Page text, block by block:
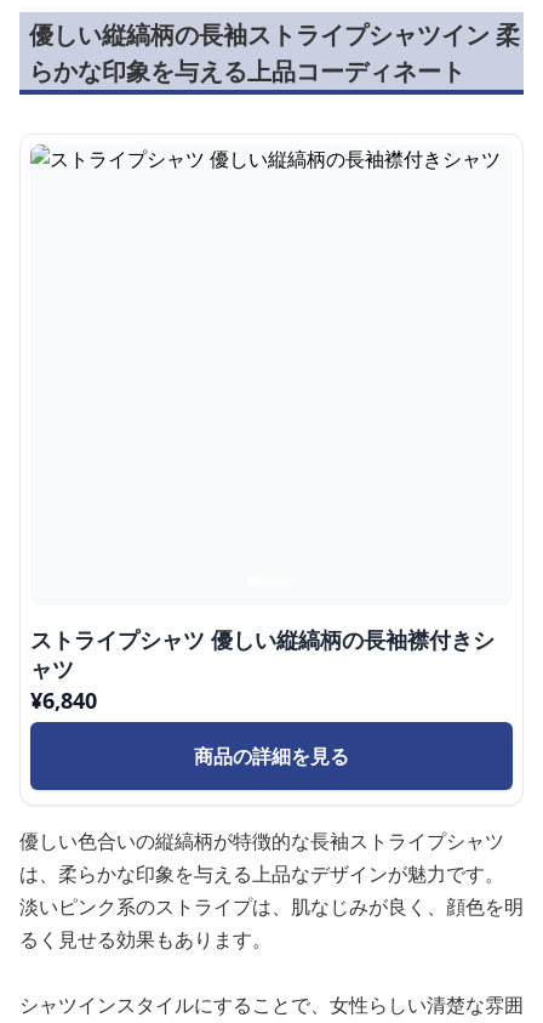
優しい縦縞柄の長袖ストライプシャツイン 柔
らかな印象を与える上品コーディネート
ストライプシャツ 優しい縦縞柄の長袖襟付きシ
ャツ
¥6,840
商品の詳細を見る
優しい色合いの縦縞柄が特徴的な長袖ストライプシャツ
は、柔らかな印象を与える上品なデザインが魅力です。
淡いピンク系のストライプは、肌なじみが良く、顔色を明
るく見せる効果もあります。
シャツインスタイルにすることで、女性らしい清楚な雰囲